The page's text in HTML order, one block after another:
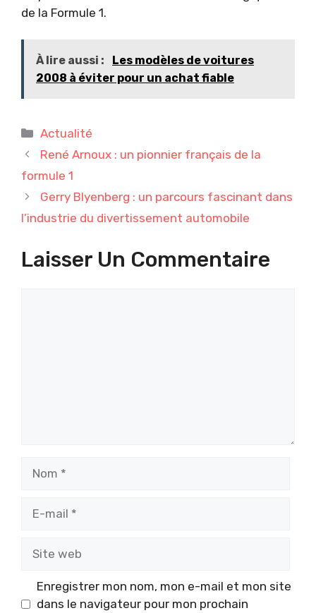
de la Formule 1.
À lire aussi :
Les modèles de voitures
2008 à éviter pour un achat fiable
Catégories
Actualité
René Arnoux : un pionnier français de la
formule 1
Gerry Blyenberg : un parcours fascinant dans
l’industrie du divertissement automobile
Laisser Un Commentaire
mail
web
Enregistrer mon nom, mon e-mail et mon site
dans le navigateur pour mon prochain